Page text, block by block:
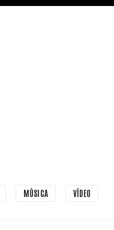
MÚSICA VÍDEO